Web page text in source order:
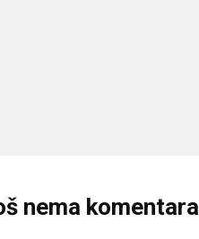
nema komentara